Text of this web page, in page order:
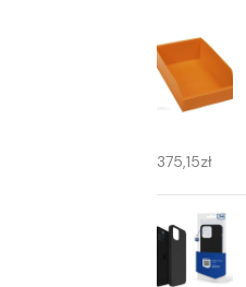
375,15zł